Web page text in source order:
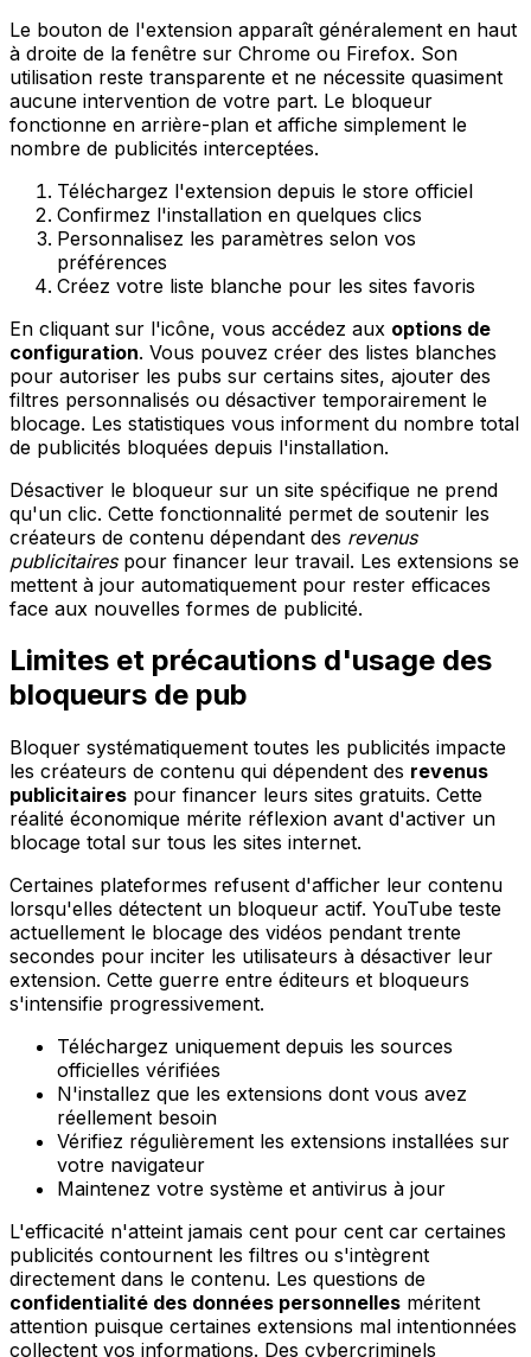
Le bouton de l'extension apparaît généralement en haut
à droite de la fenêtre sur Chrome ou Firefox. Son
utilisation reste transparente et ne nécessite quasiment
aucune intervention de votre part. Le bloqueur
fonctionne en arrière-plan et affiche simplement le
nombre de publicités interceptées.
Téléchargez l'extension depuis le store officiel
Confirmez l'installation en quelques clics
Personnalisez les paramètres selon vos
préférences
Créez votre liste blanche pour les sites favoris
En cliquant sur l'icône, vous accédez aux options de
configuration. Vous pouvez créer des listes blanches
pour autoriser les pubs sur certains sites, ajouter des
filtres personnalisés ou désactiver temporairement le
blocage. Les statistiques vous informent du nombre total
de publicités bloquées depuis l'installation.
Désactiver le bloqueur sur un site spécifique ne prend
qu'un clic. Cette fonctionnalité permet de soutenir les
créateurs de contenu dépendant des revenus
publicitairespour financer leur travail. Les extensions se
mettent à jour automatiquement pour rester efficaces
face aux nouvelles formes de publicité.
Limites et précautions d'usage des
bloqueurs de pub
Bloquer systématiquement toutes les publicités impacte
les créateurs de contenu qui dépendent des revenus
publicitaires pour financer leurs sites gratuits. Cette
réalité économique mérite réflexion avant d'activer un
blocage total sur tous les sites internet.
Certaines plateformes refusent d'afficher leur contenu
lorsqu'elles détectent un bloqueur actif. YouTube teste
actuellement le blocage des vidéos pendant trente
secondes pour inciter les utilisateurs à désactiver leur
extension. Cette guerre entre éditeurs et bloqueurs
s'intensifie progressivement.
Téléchargez uniquement depuis les sources
officielles vérifiées
N'installez que les extensions dont vous avez
réellement besoin
Vérifiez régulièrement les extensions installées sur
votre navigateur
Maintenez votre système et antivirus à jour
L'efficacité n'atteint jamais cent pour cent car certaines
publicités contournent les filtres ou s'intègrent
directement dans le contenu. Les questions de
confidentialité des données personnelles méritent
attention puisque certaines extensions mal intentionnées
collectent vos informations. Des cybercriminels